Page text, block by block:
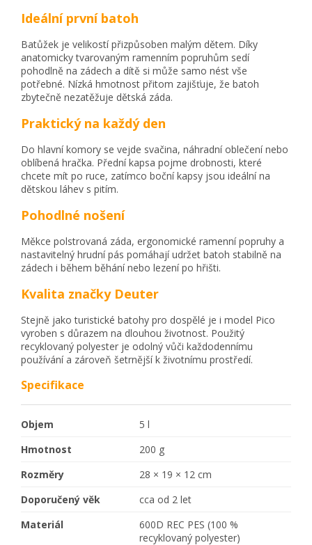
Ideální první batoh
Batůžek je velikostí přizpůsoben malým dětem. Díky
anatomicky tvarovaným ramenním popruhům sedí
pohodlně na zádech a dítě si může samo nést vše
potřebné. Nízká hmotnost přitom zajišťuje, že batoh
zbytečně nezatěžuje dětská záda.
Praktický na každý den
Do hlavní komory se vejde svačina, náhradní oblečení nebo
oblíbená hračka. Přední kapsa pojme drobnosti, které
chcete mít po ruce, zatímco boční kapsy jsou ideální na
dětskou láhev s pitím.
Pohodlné nošení
Měkce polstrovaná záda, ergonomické ramenní popruhy a
nastavitelný hrudní pás pomáhají udržet batoh stabilně na
zádech i během běhání nebo lezení po hřišti.
Kvalita značky Deuter
Stejně jako turistické batohy pro dospělé je i model Pico
vyroben s důrazem na dlouhou životnost. Použitý
recyklovaný polyester je odolný vůči každodennímu
používání a zároveň šetrnější k životnímu prostředí.
Specifikace
Objem
5 l
Hmotnost
200 g
Rozměry
28 × 19 × 12 cm
Doporučený věk
cca od 2 let
Materiál
600D REC PES (100 %
recyklovaný polyester)